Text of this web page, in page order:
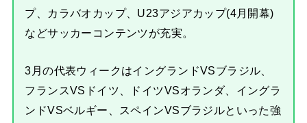
プ、カラバオカップ、U23アジアカップ(4月開幕)
などサッカーコンテンツが充実。
3月の代表ウィークはイングランドVSブラジル、
フランスVSドイツ、ドイツVSオランダ、イングラ
ンドVSベルギー、スペインVSブラジルといった強